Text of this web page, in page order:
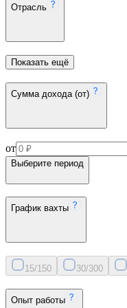
Отрасль
Показать ещё
Сумма дохода (от)
от
Выберите период
График вахты
15/150 30/300
Опыт работы